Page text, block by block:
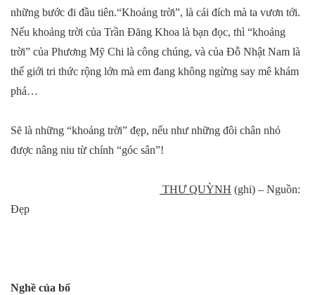
những bước đi đầu tiên.“Khoảng trời”, là cái đích mà ta vươn tới.
Nếu khoảng trời của Trần Đăng Khoa là bạn đọc, thì “khoảng
trời” của Phương Mỹ Chi là công chúng, và của Đỗ Nhật Nam là
thế giới tri thức rộng lớn mà em đang không ngừng say mê khám
phá…
Sẽ là những “khoảng trời” đẹp, nếu như những đôi chân nhỏ
được nâng niu từ chính “góc sân”!
THƯ QUỲNH (ghi) – Nguồn:
Đẹp
Nghề của bố